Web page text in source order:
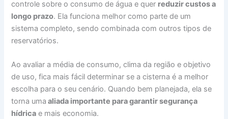
controle sobre o consumo de água e quer reduzir custos a
longo prazo. Ela funciona melhor como parte de um
sistema completo, sendo combinada com outros tipos de
reservatórios.
Ao avaliar a média de consumo, clima da região e objetivo
de uso, fica mais fácil determinar se a cisterna é a melhor
escolha para o seu cenário. Quando bem planejada, ela se
torna uma aliada importante para garantir segurança
hídrica e mais economia.